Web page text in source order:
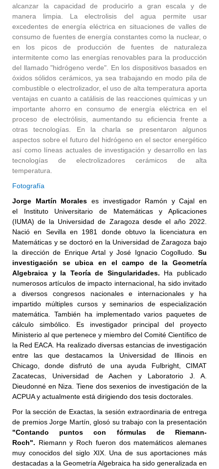
alcanzar la capacidad de producirlo a gran escala y de
manera limpia. La electrolisis del agua permite usar
excedentes de energía eléctrica en situaciones de valles de
consumo de fuentes de energía constantes como la nuclear, o
en los picos de producción de fuentes de naturaleza
intermitente como las energías renovables para la producción
del llamado "hidrógeno verde". En los dispositivos basados en
óxidos sólidos cerámicos, ya sea trabajando en modo pila de
combustible o electrolizador, el uso de alta temperatura aporta
ventajas en cuanto a catálisis de las reacciones químicas y un
importante ahorro en consumo de energía eléctrica en el
proceso de electrólisis, aumentando su eficiencia frente a
otras tecnologías. En la charla se presentaron algunos
aspectos sobre el futuro del hidrógeno en el sector energético
así como líneas actuales de investigación y desarrollo en las
tecnologías de electrolizadores cerámicos de alta
temperatura.
Fotografía
Jorge Martín Morales es investigador Ramón y Cajal en
el Instituto Universitario de Matemáticas y Aplicaciones
(IUMA) de la Universidad de Zaragoza desde el año 2022.
Nació en Sevilla en 1981 donde obtuvo la licenciatura en
Matemáticas y se doctoró en la Universidad de Zaragoza bajo
la dirección de Enrique Artal y José Ignacio Cogolludo.
Su
investigación se ubica en el campo de la Geometría
Algebraica y la Teoría de Singularidades.
Ha publicado
numerosos artículos de impacto internacional, ha sido invitado
a diversos congresos nacionales e internacionales y ha
impartido múltiples cursos y seminarios de especialización
matemática. También ha implementado varios paquetes de
cálculo simbólico.
Es investigador principal del proyecto
Ministerio al que pertenece y miembro del Comité Científico de
la Red EACA. Ha realizado diversas estancias de investigación
entre las que destacamos la Universidad de Illinois en
Chicago, donde disfrutó de una ayuda Fulbright, CIMAT
Zacatecas,
Universidad de Aachen y Laboratorio J. A.
Dieudonné en Niza.
Tiene dos sexenios de investigación de la
ACPUA y actualmente está dirigiendo dos tesis doctorales.
Por la sección de Exactas, la sesión extraordinaria de entrega
de premios Jorge Martín, glosó su trabajo con la presentación
"Contando puntos con fórmulas de Riemann-
Roch". Riemann y Roch fueron dos matemáticos alemanes
muy conocidos del siglo XIX. Una de sus aportaciones más
destacadas a la Geometría Algebraica ha sido generalizada en